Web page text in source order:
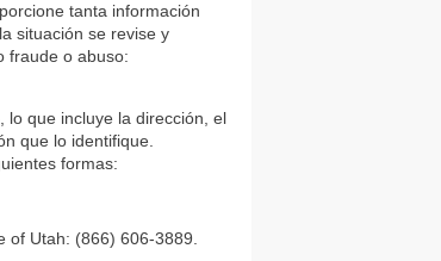
tanta información
situación se revise y
fraude o abuso:
lo que incluye la dirección, el
que lo identifique.
formas:
of Utah: (866) 606-3889.